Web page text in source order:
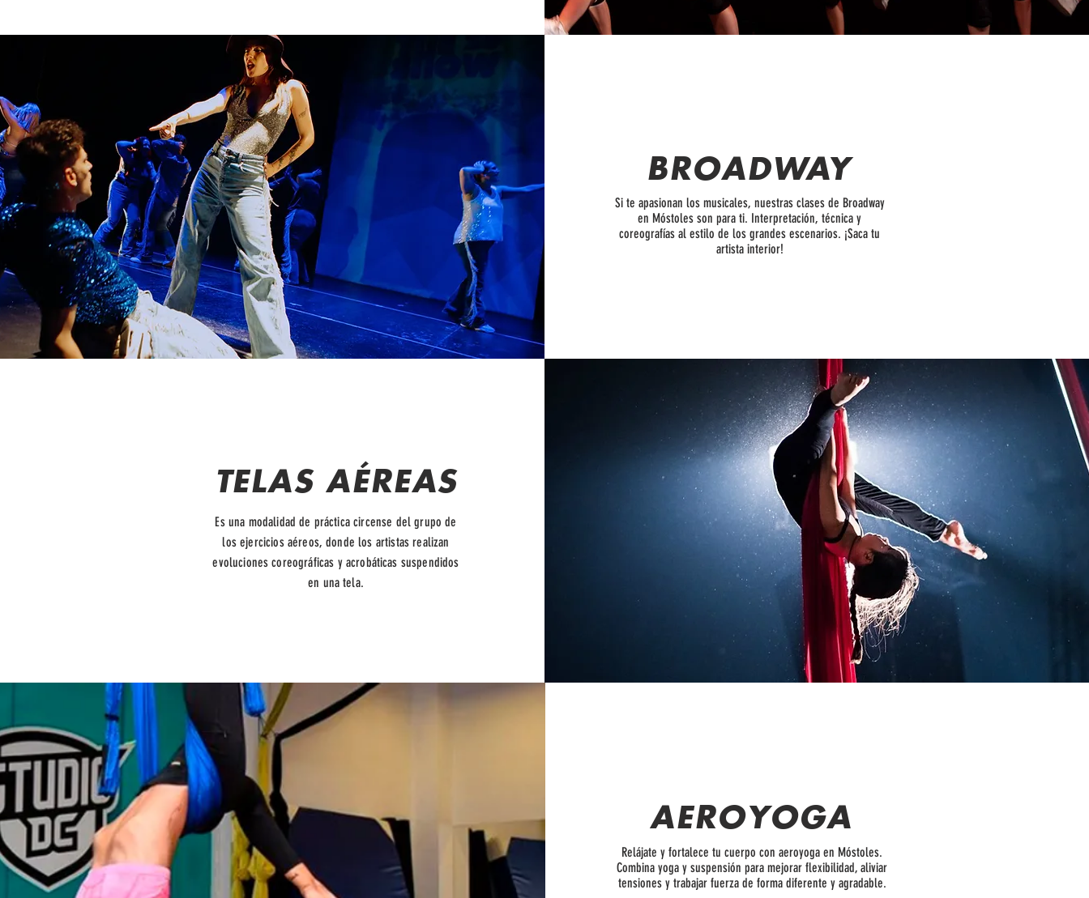
BROADWAY
Si te apasionan los musicales, nuestras clases de Broadway
en Móstoles son para ti. Interpretación, técnica y
coreografías al estilo de los grandes escenarios. ¡Saca tu
artista interior!
TELAS AÉREAS
Es una modalidad de práctica circense del grupo de
los ejercicios aéreos, donde los artistas realizan
evoluciones coreográficas y acrobáticas suspendidos
en una tela.
AEROYOGA
Relájate y fortalece tu cuerpo con aeroyoga en Móstoles.
Combina yoga y suspensión para mejorar flexibilidad, aliviar
tensiones y trabajar fuerza de forma diferente y agradable.